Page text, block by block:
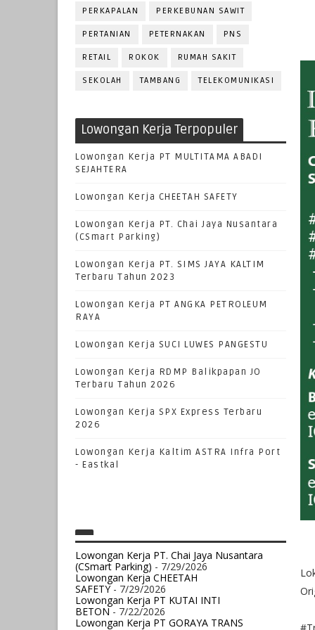
PERKAPALAN PERKEBUNAN SAWIT
PERTANIAN PETERNAKAN PNS
RETAIL ROKOK RUMAH SAKIT
SEKOLAH TAMBANG TELEKOMUNIKASI
Lowongan Kerja Terpopuler
Lowongan Kerja PT MULTITAMA ABADI
SEJAHTERA
Lowongan Kerja CHEETAH SAFETY
Lowongan Kerja PT. Chai Jaya Nusantara
(CSmart Parking)
Lowongan Kerja PT. SIMS JAYA KALTIM
Terbaru Tahun 2023
Lowongan Kerja PT ANGKA PETROLEUM
RAYA
Lowongan Kerja SUCI LUWES PANGESTU
Lowongan Kerja RDMP Balikpapan JO
Terbaru Tahun 2026
Lowongan Kerja SPX Express Terbaru
2026
Lowongan Kerja Kaltim ASTRA Infra Port
- Eastkal
Lowongan Kerja PT. Chai Jaya Nusantara
(CSmart Parking) - 7/29/2026
Lowongan Kerja CHEETAH
SAFETY- 7/29/2026
Lowongan Kerja PT KUTAI INTI
BETON- 7/22/2026
Lowongan Kerja PT GORAYA TRANS